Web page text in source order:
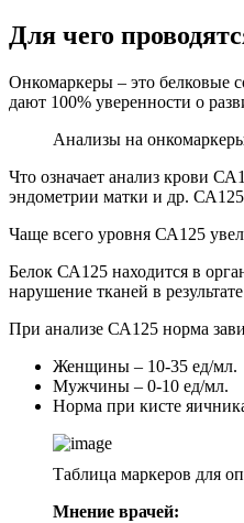
Для чего
Онкомаркеры – это белковые
дают 100% уверенности о
Анализы на
Что означает анализ крови
эндометрии матки и др.
Чаще всего уровня СА125
Белок СА125 находится в
нарушение тканей в
При анализе СА125 норма
Женщины – 10-35 ед/мл.
Мужчины – 0-10 ед/мл.
Норма при кисте
Таблица маркеров для
Мнение врачей: